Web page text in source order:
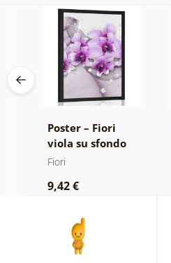
Poster – Fiori
viola su sfondo
astratto
Fiori
9,42 €